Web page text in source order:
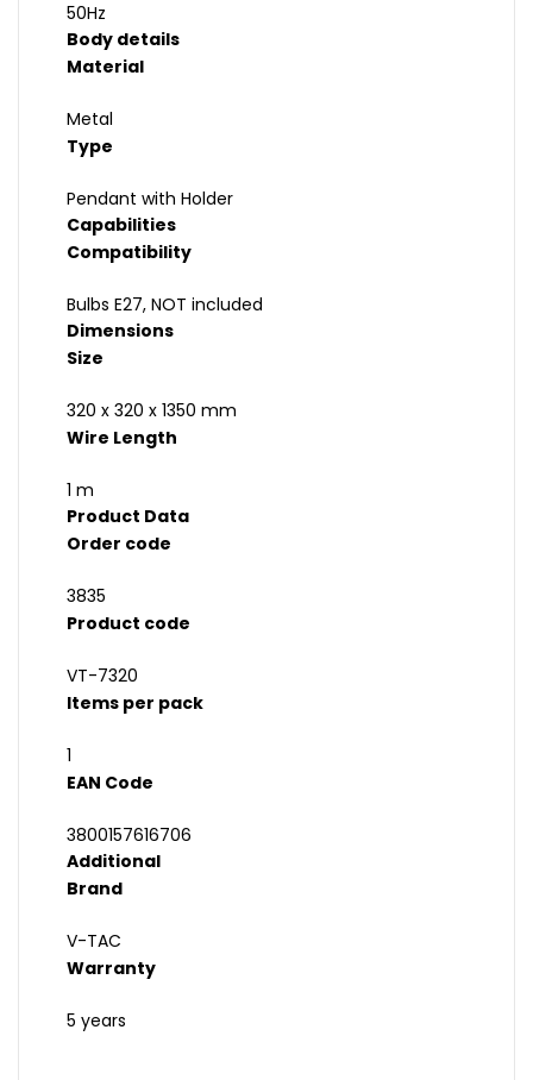
50Hz
Body details
Material
Metal
Type
Pendant with Holder
Capabilities
Compatibility
Bulbs E27, NOT included
Dimensions
Size
320 x 320 x 1350 mm
Wire Length
1 m
Product Data
Order code
3835
Product code
VT-7320
Items per pack
1
EAN Code
3800157616706
Additional
Brand
V-TAC
Warranty
5 years